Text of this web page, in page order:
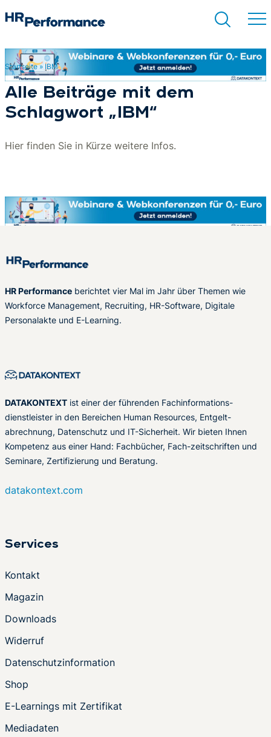
Suchen
Startseite» IBM
Alle Beiträge mit dem
Schlagwort „IBM“
Hier finden Sie in Kürze weitere Infos.
HR Performance berichtet vier Mal im Jahr über Themen wie
Workforce Management, Recruiting, HR-Software, Digitale
Personalakte und E-Learning.
DATAKONTEXT ist einer der führenden Fachinformations-
dienstleister in den Bereichen Human Resources, Entgelt-
abrechnung, Datenschutz und IT-Sicherheit. Wir bieten Ihnen
Kompetenz aus einer Hand: Fachbücher, Fach-zeitschriften und
Seminare, Zertifizierung und Beratung.
datakontext.com
Services
Kontakt
Magazin
Downloads
Widerruf
Datenschutzinformation
Shop
E-Learnings mit Zertifikat
Mediadaten